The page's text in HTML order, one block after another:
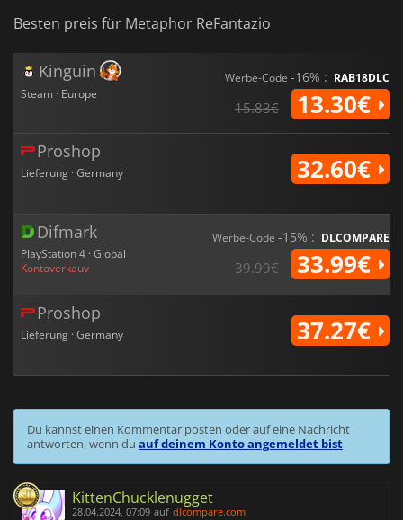
Besten preis für Metaphor ReFantazio
Kinguin
Steam · Europe
Werbe-Code -16% : RAB18DLC
15.83€ 13.30€
Proshop
Lieferung · Germany 32.60€
Difmark
PlayStation 4 · Global
Kontoverkauv
Werbe-Code -15% : DLCOMPARE
39.99€ 33.99€
Proshop
Lieferung · Germany 37.27€
Du kannst einen Kommentar posten oder auf eine Nachricht
antworten, wenn du auf deinem Konto angemeldet bist
KittenChucklenugget
28.04.2024, 07:09 auf dlcompare.com